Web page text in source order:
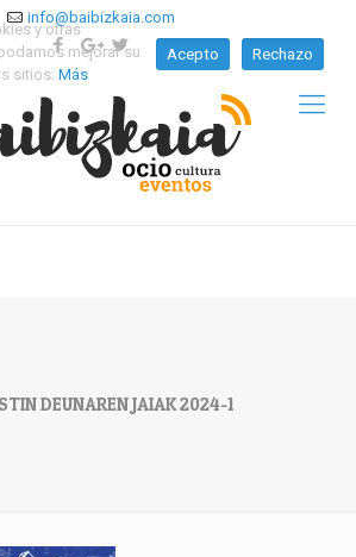
info@baibizkaia.com
DEUNAREN JAIAK 2024-1
y otras
mejorar su
sitios: Más
Acepto Rechazo